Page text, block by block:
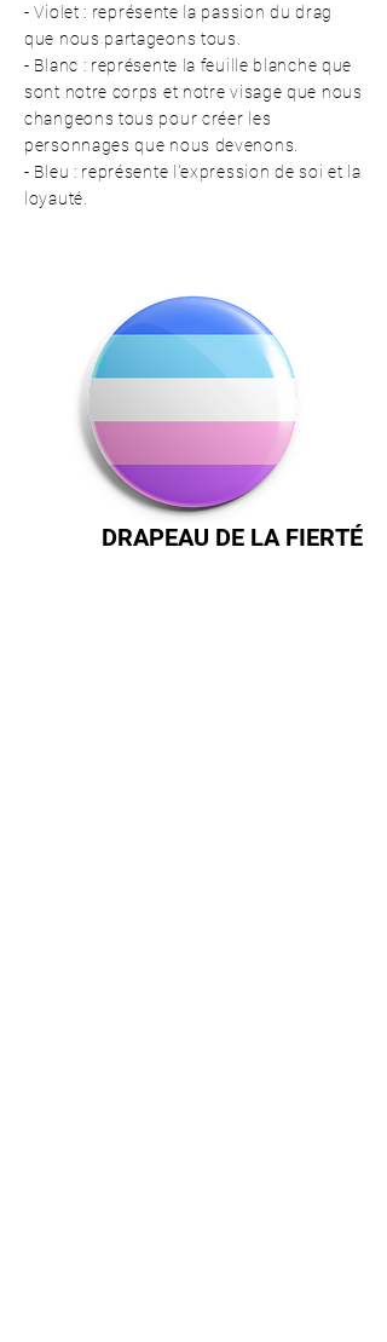
- Violet : représente la passion du drag
que nous partageons tous.
- Blanc : représente la feuille blanche que
sont notre corps et notre visage que nous
changeons tous pour créer les
personnages que nous devenons.
- Bleu : représente l'expression de soi et la
loyauté.
DRAPEAU DE LA FIERTÉ